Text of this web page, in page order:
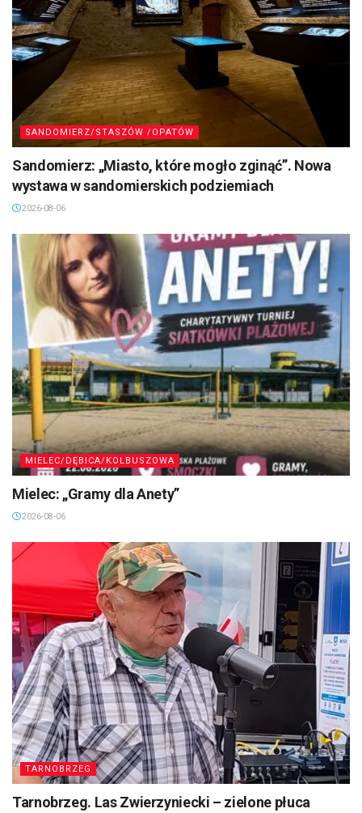
SANDOMIERZ/STASZÓW /OPATÓW
Sandomierz: „Miasto, które mogło zginąć”. Nowa
wystawa w sandomierskich podziemiach
2026-08-06
MIELEC/DĘBICA/KOLBUSZOWA
Mielec: „Gramy dla Anety”
2026-08-06
TARNOBRZEG
Tarnobrzeg. Las Zwierzyniecki – zielone płuca